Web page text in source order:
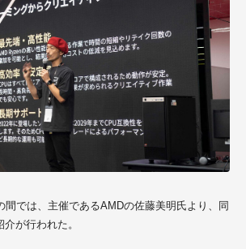
間では、主催であるAMDの佐藤美明氏より、同
が行われた。